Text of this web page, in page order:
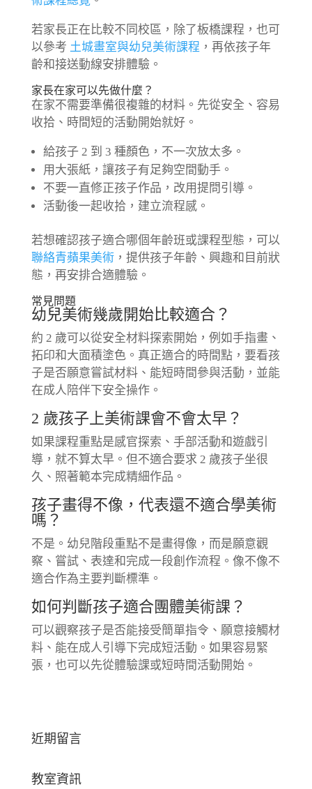
若家長正在比較不同校區，除了板橋課程，也可
以參考 土城畫室與幼兒美術課程 ，再依孩子年
齡和接送動線安排體驗。
家長在家可以先做什麼？
在家不需要準備很複雜的材料。先從安全、容易
收拾、時間短的活動開始就好。
給孩子 2 到 3 種顏色，不一次放太多。
用大張紙，讓孩子有足夠空間動手。
不要一直修正孩子作品，改用提問引導。
活動後一起收拾，建立流程感。
若想確認孩子適合哪個年齡班或課程型態，可以
聯絡青蘋果美術，提供孩子年齡、興趣和目前狀
態，再安排合適體驗。
常見問題
幼兒美術幾歲開始比較適合？
約 2 歲可以從安全材料探索開始，例如手指畫、
拓印和大面積塗色。真正適合的時間點，要看孩
子是否願意嘗試材料、能短時間參與活動，並能
在成人陪伴下安全操作。
2 歲孩子上美術課會不會太早？
如果課程重點是感官探索、手部活動和遊戲引
導，就不算太早。但不適合要求 2 歲孩子坐很
久、照著範本完成精細作品。
孩子畫得不像，代表還不適合學美術
嗎？
不是。幼兒階段重點不是畫得像，而是願意觀
察、嘗試、表達和完成一段創作流程。像不像不
適合作為主要判斷標準。
如何判斷孩子適合團體美術課？
可以觀察孩子是否能接受簡單指令、願意接觸材
料、能在成人引導下完成短活動。如果容易緊
張，也可以先從體驗課或短時間活動開始。
近期留言
教室資訊